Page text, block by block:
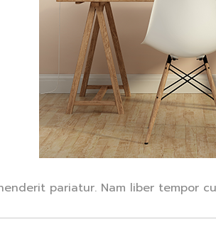
pariatur. Nam liber tempor